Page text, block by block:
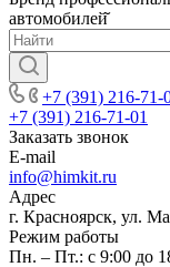
автомобилей̆
+7 (391) 216-71-
+7 (391) 216-71-01
Заказать звонок
E-mail
info@himkit.ru
Адрес
г. Красноярск, ул.
Режим работы
Пн. – Пт.: с 9:00 до